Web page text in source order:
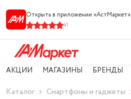
Открыть в приложении «АстМарке‪т‬»
41
АКЦИИ МАГАЗИНЫ БРЕНДЫ
Каталог
Смартфоны и гаджеты